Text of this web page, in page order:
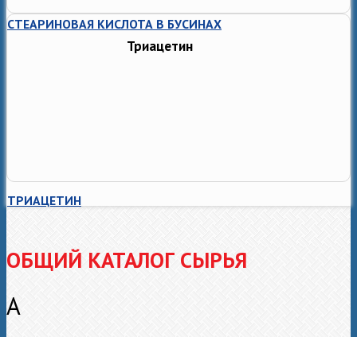
СТЕАРИНОВАЯ КИСЛОТА В БУСИНАХ
Триацетин
ТРИАЦЕТИН
ОБЩИЙ КАТАЛОГ СЫРЬЯ
А